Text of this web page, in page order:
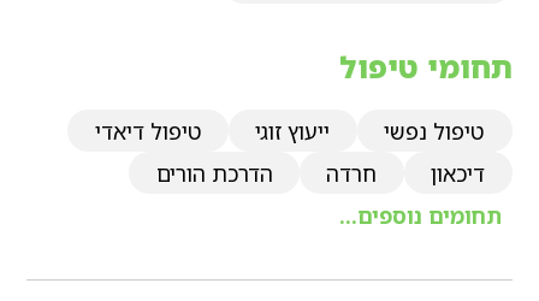
תחומי טיפול
טיפול נפשי ייעוץ זוגי
טיפול דיאדי
דיכאון
חרדה
הדרכת הורים
תחומים נוספים...